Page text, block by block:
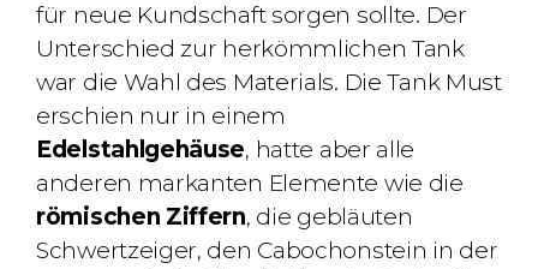
für neue Kundschaft sorgen sollte. Der
Unterschied zur herkömmlichen Tank
war die Wahl des Materials. Die Tank Must
erschien nur in einem
Edelstahlgehäuse, hatte aber alle
anderen markanten Elemente wie die
römischen Ziffern, die gebläuten
Schwertzeiger, den Cabochonstein in der